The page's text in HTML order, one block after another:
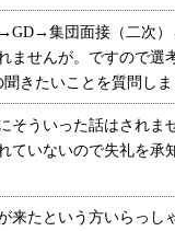
集団面接（二次
ませんが。ですので
きたいことを質問し
ういった話はされま
ていないので失礼を
来たという方いらっし